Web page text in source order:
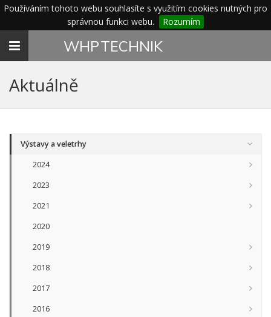
Používáním tohoto webu souhlasíte s využitím cookies nutných pro
správnou funkci webu.
Rozumím
Toggle
WHPTECHNIK
Aktuálně
Výstavy a veletrhy
2024
2023
2021
2020
2019
2018
2017
2016